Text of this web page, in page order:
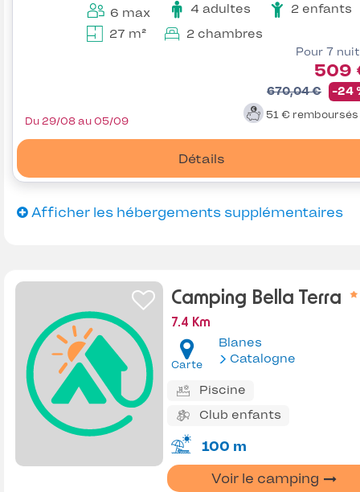
6 max 4 adultes
2 enfants
27 m²
2 chambres
Pour 7
509
670,04 € -24
51 € remboursés
Détails
Du 29/08 au 05/09
Afficher les hébergements supplémentaires
Camping Bella Terra
7.4 Km
Carte
Blanes
Catalogne
Piscine
Club enfants
100 m
Voir le camping